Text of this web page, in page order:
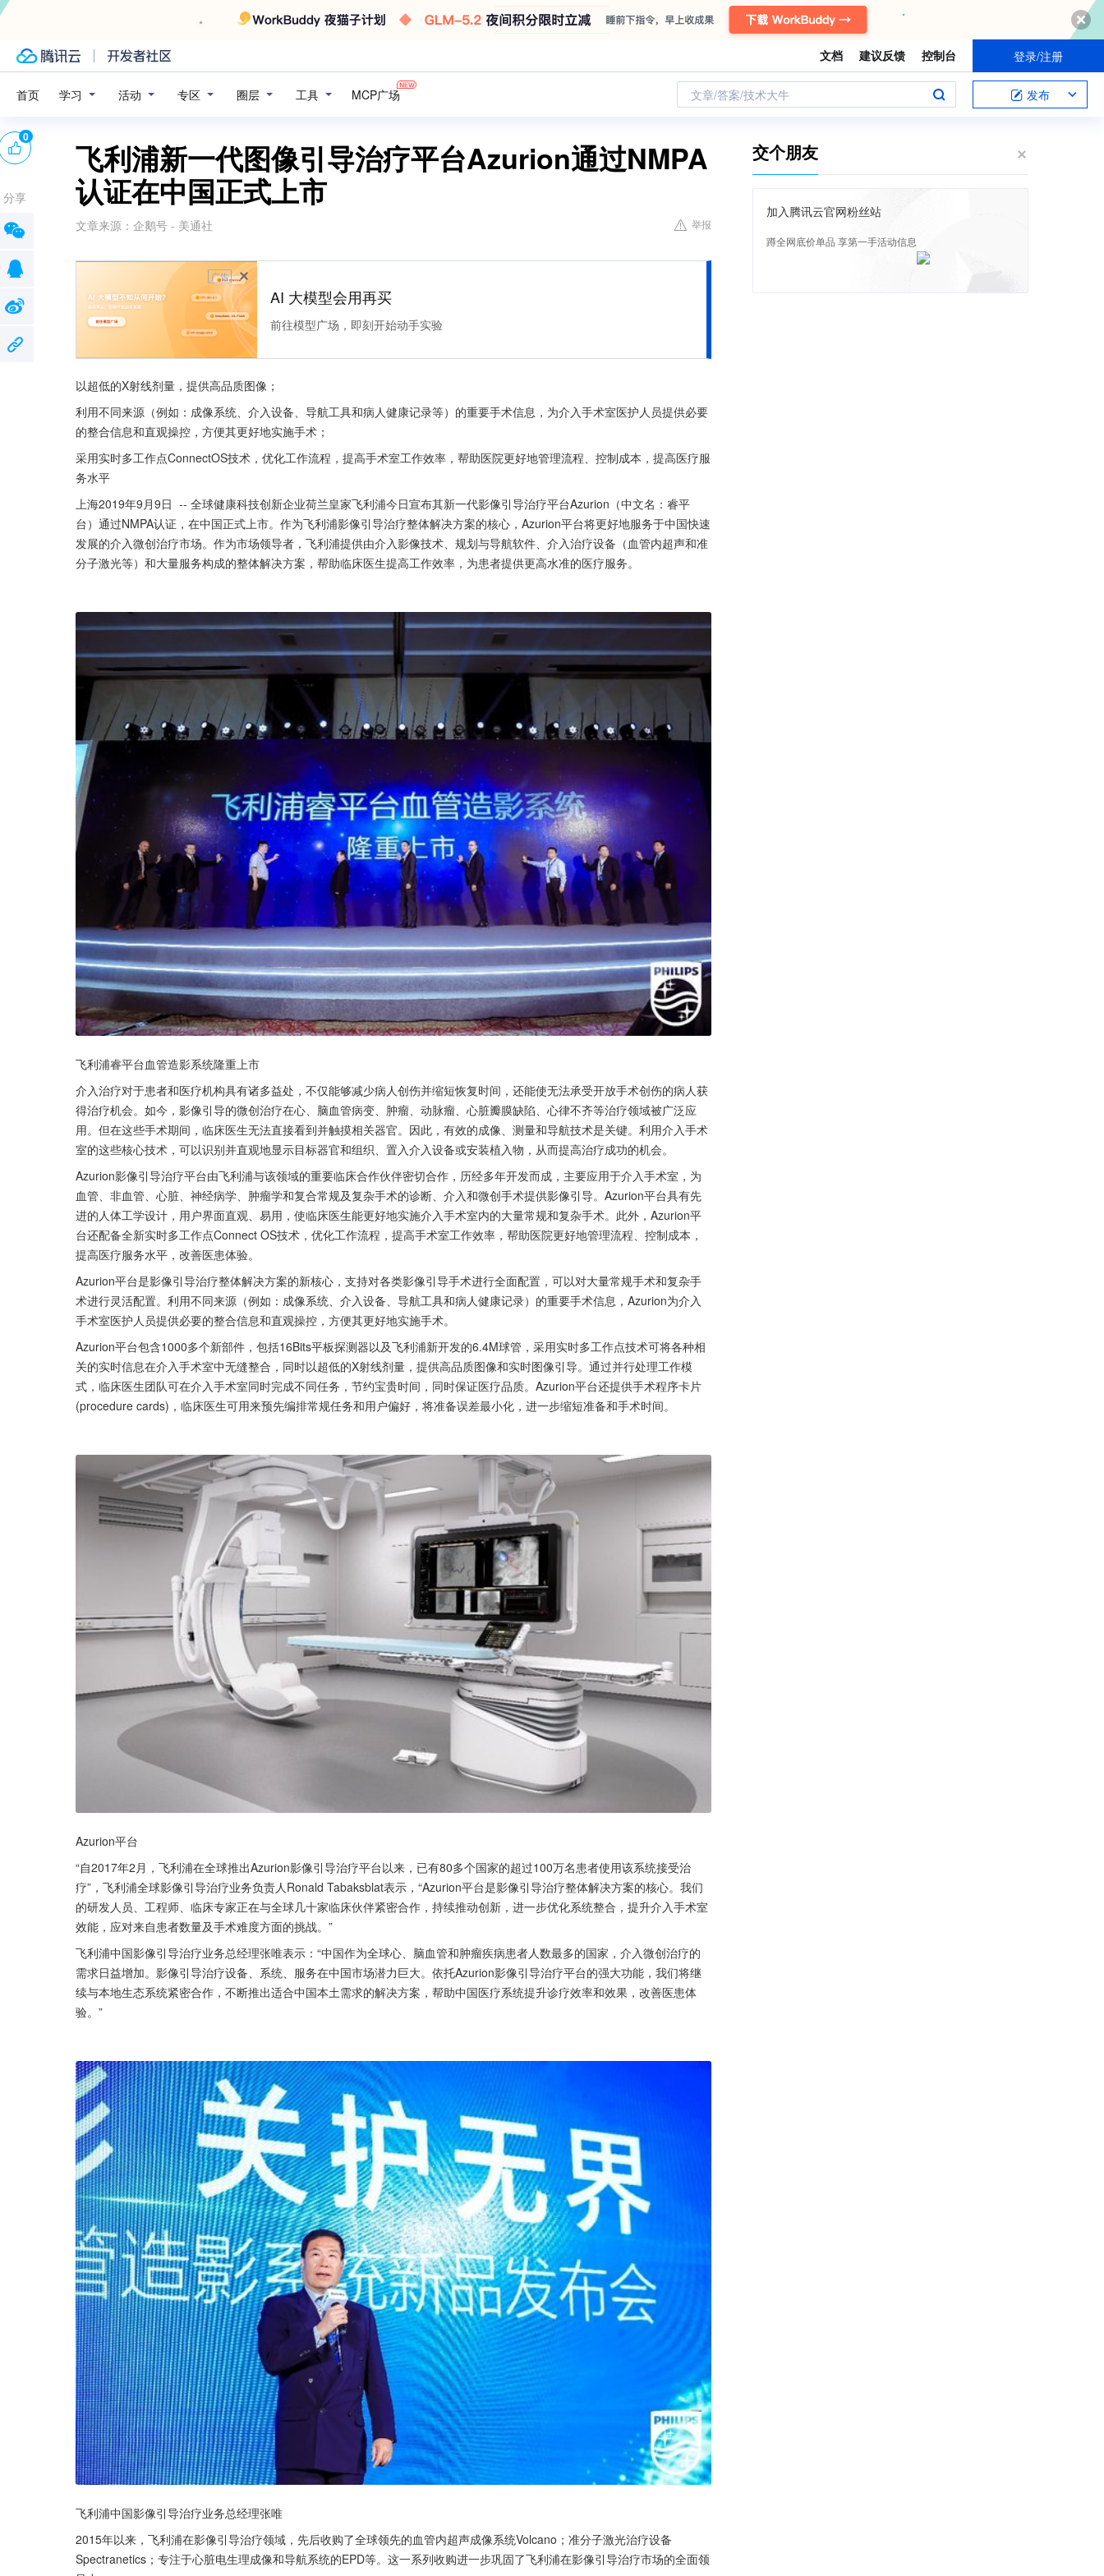
文档 建议反馈 控制台 登录/注册
首页 学习 活动 专区 圈层 工具 MCP广场 文章/答案/技术大牛 发布
飞利浦新一代图像引导治疗平台Azurion通过NMPA
认证在中国正式上市
文章来源： 企鹅号 - 美通社 举报
广告
AI 大模型会用再买
前往模型广场，即刻开始动手实验
以超低的X射线剂量，提供高品质图像；
利用不同来源（例如：成像系统、介入设备、导航工具和病人健康记录等）的重要手术信息，为介入手术室医护人员提供必要
的整合信息和直观操控，方便其更好地实施手术；
采用实时多工作点ConnectOS技术，优化工作流程，提高手术室工作效率，帮助医院更好地管理流程、控制成本，提高医疗服
务水平
上海2019年9月9日  -- 全球健康科技创新企业荷兰皇家飞利浦今日宣布其新一代影像引导治疗平台Azurion（中文名：睿平
台）通过NMPA认证，在中国正式上市。作为飞利浦影像引导治疗整体解决方案的核心，Azurion平台将更好地服务于中国快速
发展的介入微创治疗市场。作为市场领导者，飞利浦提供由介入影像技术、规划与导航软件、介入治疗设备（血管内超声和准
分子激光等）和大量服务构成的整体解决方案，帮助临床医生提高工作效率，为患者提供更高水准的医疗服务。
飞利浦睿平台血管造影系统隆重上市
介入治疗对于患者和医疗机构具有诸多益处，不仅能够减少病人创伤并缩短恢复时间，还能使无法承受开放手术创伤的病人获
得治疗机会。如今，影像引导的微创治疗在心、脑血管病变、肿瘤、动脉瘤、心脏瓣膜缺陷、心律不齐等治疗领域被广泛应
用。但在这些手术期间，临床医生无法直接看到并触摸相关器官。因此，有效的成像、测量和导航技术是关键。利用介入手术
室的这些核心技术，可以识别并直观地显示目标器官和组织、置入介入设备或安装植入物，从而提高治疗成功的机会。
Azurion影像引导治疗平台由飞利浦与该领域的重要临床合作伙伴密切合作，历经多年开发而成，主要应用于介入手术室，为
血管、非血管、心脏、神经病学、肿瘤学和复合常规及复杂手术的诊断、介入和微创手术提供影像引导。Azurion平台具有先
进的人体工学设计，用户界面直观、易用，使临床医生能更好地实施介入手术室内的大量常规和复杂手术。此外，Azurion平
台还配备全新实时多工作点Connect OS技术，优化工作流程，提高手术室工作效率，帮助医院更好地管理流程、控制成本，
提高医疗服务水平，改善医患体验。
Azurion平台是影像引导治疗整体解决方案的新核心，支持对各类影像引导手术进行全面配置，可以对大量常规手术和复杂手
术进行灵活配置。利用不同来源（例如：成像系统、介入设备、导航工具和病人健康记录）的重要手术信息，Azurion为介入
手术室医护人员提供必要的整合信息和直观操控，方便其更好地实施手术。
Azurion平台包含1000多个新部件，包括16Bits平板探测器以及飞利浦新开发的6.4M球管，采用实时多工作点技术可将各种相
关的实时信息在介入手术室中无缝整合，同时以超低的X射线剂量，提供高品质图像和实时图像引导。通过并行处理工作模
式，临床医生团队可在介入手术室同时完成不同任务，节约宝贵时间，同时保证医疗品质。Azurion平台还提供手术程序卡片
(procedure cards)，临床医生可用来预先编排常规任务和用户偏好，将准备误差最小化，进一步缩短准备和手术时间。
Azurion平台
“自2017年2月，飞利浦在全球推出Azurion影像引导治疗平台以来，已有80多个国家的超过100万名患者使用该系统接受治
疗”，飞利浦全球影像引导治疗业务负责人Ronald Tabaksblat表示，“Azurion平台是影像引导治疗整体解决方案的核心。我们
的研发人员、工程师、临床专家正在与全球几十家临床伙伴紧密合作，持续推动创新，进一步优化系统整合，提升介入手术室
效能，应对来自患者数量及手术难度方面的挑战。”
飞利浦中国影像引导治疗业务总经理张唯表示：“中国作为全球心、脑血管和肿瘤疾病患者人数最多的国家，介入微创治疗的
需求日益增加。影像引导治疗设备、系统、服务在中国市场潜力巨大。依托Azurion影像引导治疗平台的强大功能，我们将继
续与本地生态系统紧密合作，不断推出适合中国本土需求的解决方案，帮助中国医疗系统提升诊疗效率和效果，改善医患体
验。”
飞利浦中国影像引导治疗业务总经理张唯
2015年以来，飞利浦在影像引导治疗领域，先后收购了全球领先的血管内超声成像系统Volcano；准分子激光治疗设备
Spectranetics；专注于心脏电生理成像和导航系统的EPD等。这一系列收购进一步巩固了飞利浦在影像引导治疗市场的全面领
0
分享
交个朋友
加入腾讯云官网粉丝站
蹲全网底价单品 享第一手活动信息